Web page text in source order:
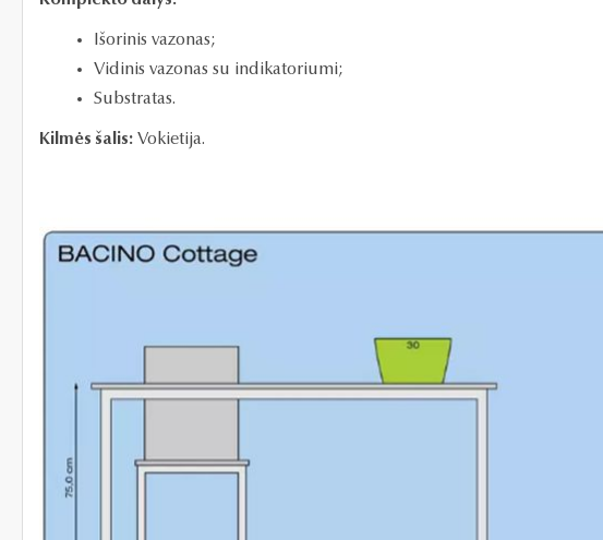
Išorinis vazonas;
Vidinis vazonas su indikatoriumi;
Substratas.
Kilmės šalis: Vokietija.